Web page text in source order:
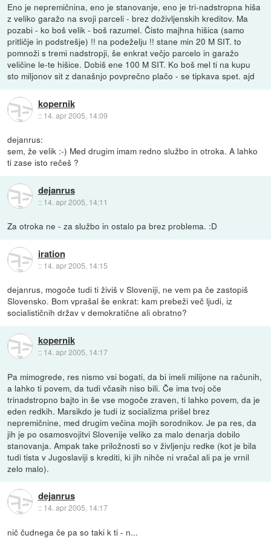
Eno je nepremičnina, eno je stanovanje, eno je tri-nadstropna hiša
z veliko garažo na svoji parceli - brez doživljenskih kreditov. Ma
pozabi - ko boš velik - boš razumel. Čisto majhna hišica (samo
pritličje in podstrešje) !! na podeželju !! stane min 20 M SIT. to
pomnoži s tremi nadstropji, še enkrat večjo parcelo in garažo
veličine le-te hišice. Dobiš ene 100 M SIT. Ko boš mel ti na kupu
sto miljonov sit z današnjo povprečno plačo - se tipkava spet. ajd
kopernik
:: 14. apr 2005, 14:09
dejanrus:
sem, že velik :-) Med drugim imam redno službo in otroka. A lahko
ti zase isto rečeš ?
dejanrus
:: 14. apr 2005, 14:11
Za otroka ne - za službo in ostalo pa brez problema. :D
iration
:: 14. apr 2005, 14:15
dejanrus, mogoče tudi ti živiš v Sloveniji, ne vem pa če zastopiš
Slovensko. Bom vprašal še enkrat: kam prebeži več ljudi, iz
socialističnih držav v demokratične ali obratno?
kopernik
:: 14. apr 2005, 14:17
Pa mimogrede, res nismo vsi bogati, da bi imeli milijone na računih,
a lahko ti povem, da tudi včasih niso bili. Če ima tvoj oče
trinadstropno bajto in še vse mogoče zraven, ti lahko povem, da je
eden redkih. Marsikdo je tudi iz socializma prišel brez
nepremičnine, med drugim večina mojih sorodnikov. Je pa res, da
jih je po osamosvojitvi Slovenije veliko za malo denarja dobilo
stanovanja. Ampak take priložnosti so v življenju redke (kot je bila
tudi tista v Jugoslaviji s krediti, ki jih nihče ni vračal ali pa je vrnil
zelo malo).
dejanrus
:: 14. apr 2005, 14:17
nič čudnega če pa so taki k ti - n...